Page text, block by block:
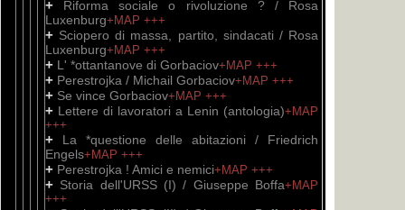
+ Riforma sociale o rivoluzione ? / Rosa
Luxenburg+MAP +++
+ Sciopero di massa, partito, sindacati / Rosa
Luxenburg+MAP +++
+ L' *ottantanove di Gorbaciov+MAP +++
+ Perestrojka / Michail Gorbaciov+MAP +++
+ Se vince Gorbaciov+MAP +++
+ Lettere di lavoratori a Lenin (antologia)+MAP
+++
+ La *questione delle abitazioni / Friedrich
Engels+MAP +++
+ Perestrojka ! Amici e nemici+MAP +++
+ Storia dell'URSS (I) / Giuseppe Boffa+MAP
+++